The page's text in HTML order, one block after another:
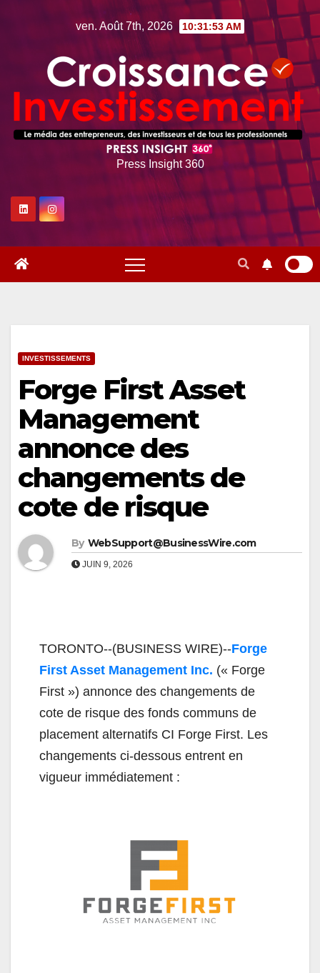
ven. Août 7th, 2026 10:31:54 AM
Press Insight 360
INVESTISSEMENTS
Forge First Asset
Management
annonce des
changements de
cote de risque
By WebSupport@BusinessWire.com
JUIN 9, 2026
TORONTO--(BUSINESS WIRE)--Forge
First Asset Management Inc. (« Forge
First ») annonce des changements de
cote de risque des fonds communs de
placement alternatifs CI Forge First. Les
changements ci-dessous entrent en
vigueur immédiatement :